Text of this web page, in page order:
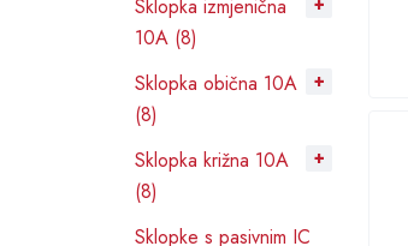
Sklopka izmjenična
10A (8)
Sklopka obična 10A
(8)
Sklopka križna 10A
(8)
Sklopke s pasivnim IC